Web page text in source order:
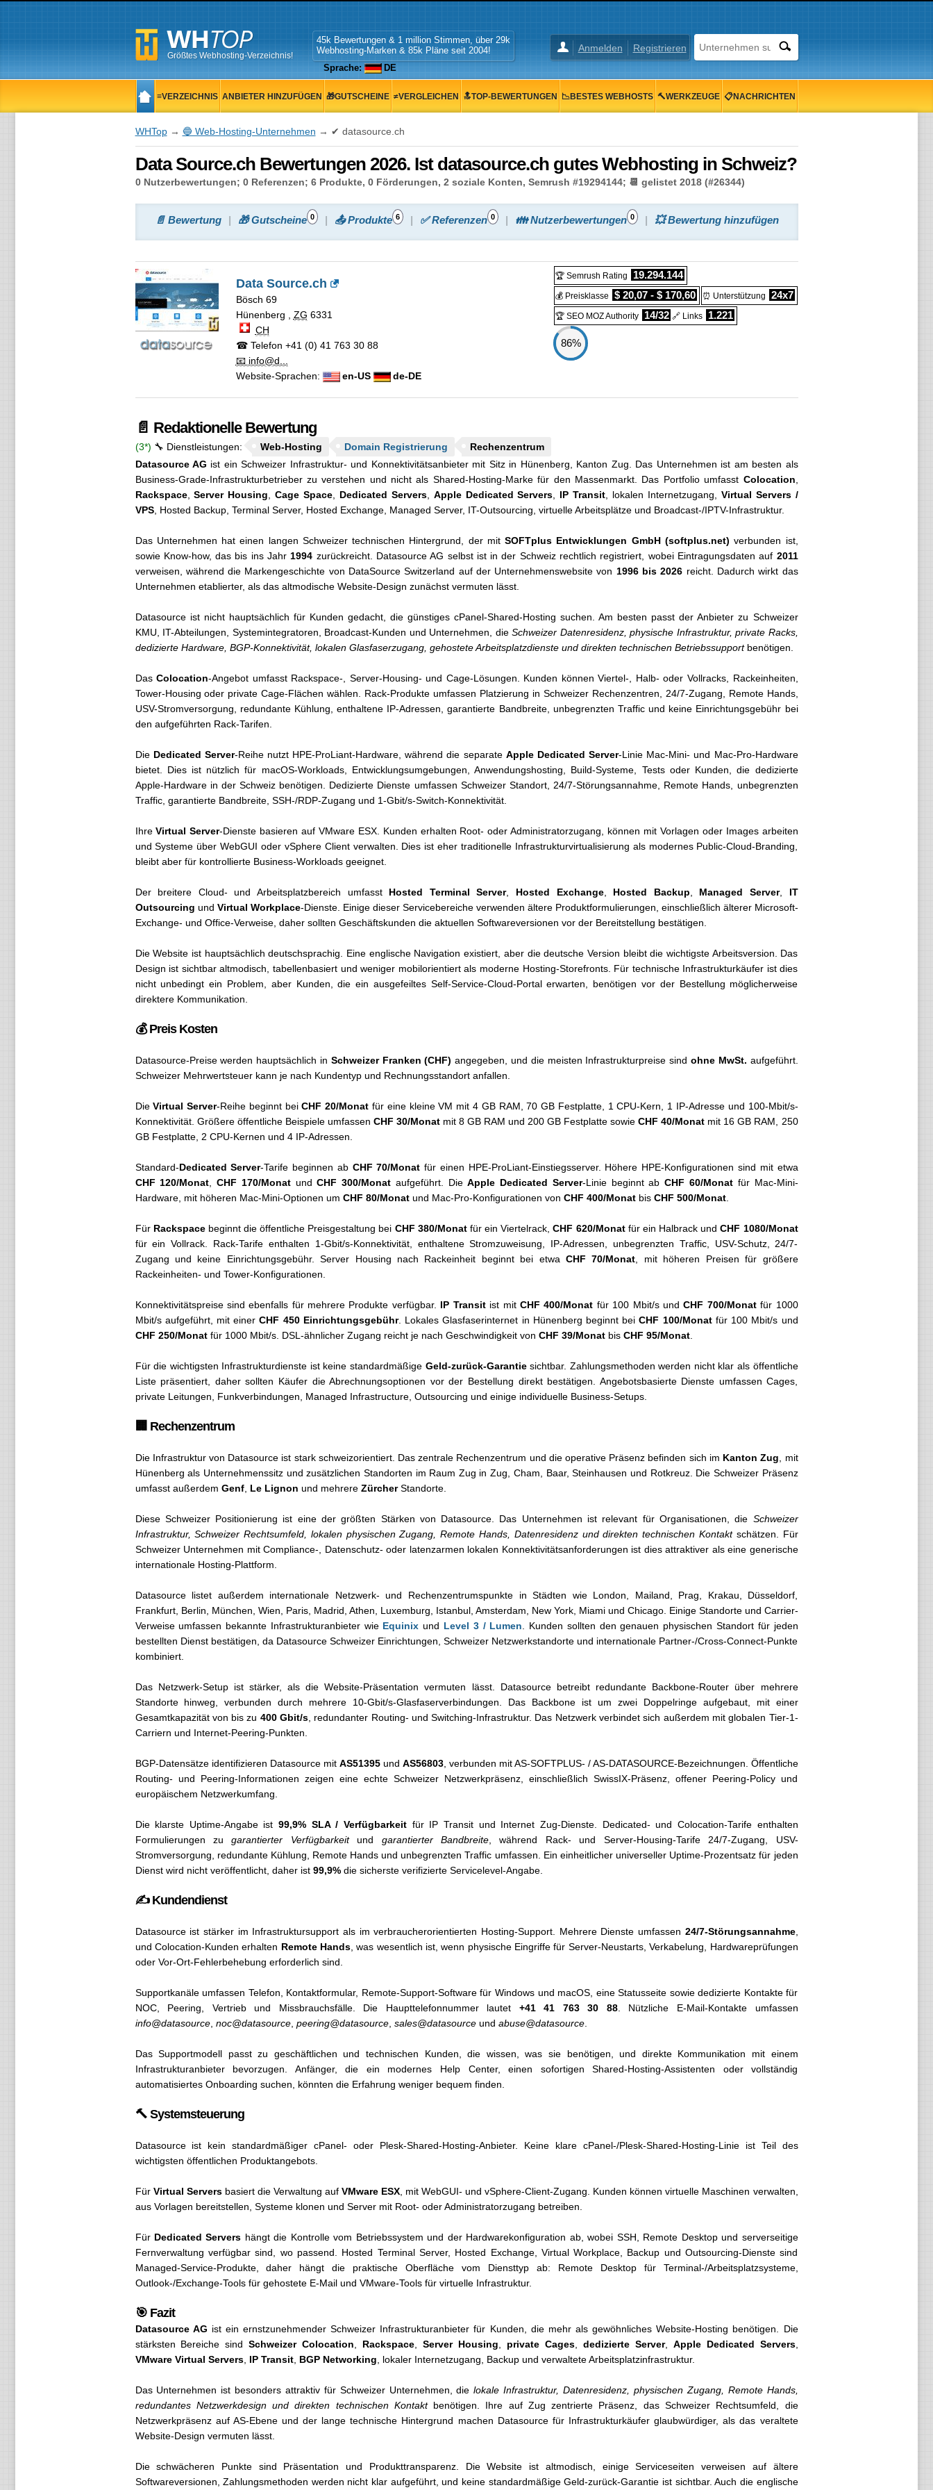
Größtes Webhosting-Verzeichnis!
Anmelden Registrieren
45k Bewertungen & 1 million Stimmen, über 29k
Webhosting-Marken & 85k Pläne seit 2004!
Sprache:
DE
≡VERZEICHNIS ANBIETER HINZUFÜGEN 🎁GUTSCHEINE ≠VERGLEICHEN 🔝TOP-BEWERTUNGEN 📉BESTES WEBHOSTS 🔨WERKZEUGE 📋NACHRICHTEN
WHTop→ 🔵 Web-Hosting-Unternehmen → ✔ datasource.ch
Data Source.ch Bewertungen 2026. Ist datasource.ch gutes Webhosting in Schweiz?
0 Nutzerbewertungen; 0 Referenzen; 6 Produkte, 0 Förderungen, 2 soziale Konten, Semrush #19294144; 📆 gelistet 2018 (#26344)
📄 Bewertung 🎁 Gutscheine 0 📤 Produkte 6 ✅ Referenzen 0 👪 Nutzerbewertungen 0 💥 Bewertung hinzufügen
Data Source.ch
Bösch 69
Hünenberg
ZG 6331
CH
☎ Telefon +41 (0) 41 763 30 88
📧 info@d...
Website-Sprachen:
en-US de-DE
🏆 Semrush Rating 19.294.144
💰 Preisklasse $ 20,07 - $ 170,60 ⏰ Unterstützung 24x7
🏆 SEO MOZ Authority 14/32 🔗 Links 1.221
86%
📄 Redaktionelle Bewertung
(3*) 🔧 Dienstleistungen: Web-Hosting Domain Registrierung
Rechenzentrum
Datasource AG ist ein Schweizer Infrastruktur- und Konnektivitätsanbieter mit Sitz in Hünenberg, Kanton Zug. Das Unternehmen ist am besten als
Business-Grade-Infrastrukturbetrieber zu verstehen und nicht als Shared-Hosting-Marke für den Massenmarkt. Das Portfolio umfasst Colocation
Rackspace,Server Housing ,Cage Space Dedicated Servers, Apple Dedicated Servers IP Transit , lokalen Internetzugang, Virtual Servers /
VPS, Hosted Backup, Terminal Server, Hosted Exchange, Managed Server, IT-Outsourcing, virtuelle Arbeitsplätze und Broadcast-/IPTV-Infrastruktur.
Das Unternehmen hat einen langen Schweizer technischen Hintergrund, der mitSOFTplus Entwicklungen GmbH (softplus.net) verbunden ist,
sowie Know-how, das bis ins Jahr 1994 zurückreicht. Datasource AG selbst ist in der Schweiz rechtlich registriert, wobei Eintragungsdaten auf 2011
verweisen, während die Markengeschichte von DataSource Switzerland auf der Unternehmenswebsite von 1996 bis 2026 reicht. Dadurch wirkt das
Unternehmen etablierter, als das altmodische Website-Design zunächst vermuten lässt.
Datasource ist nicht hauptsächlich für Kunden gedacht, die günstiges cPanel-Shared-Hosting suchen. Am besten passt der Anbieter zu Schweizer
KMU, IT-Abteilungen, Systemintegratoren, Broadcast-Kunden und Unternehmen, die Schweizer Datenresidenz, physische Infrastruktur, private Racks,
dedizierte Hardware, BGP-Konnektivität, lokalen Glasfaserzugang, gehostete Arbeitsplatzdienste und direkten technischen Betriebssupportbenötigen.
DasColocation-Angebot umfasst Rackspace-, Server-Housing- und Cage-Lösungen. Kunden können Viertel-, Halb- oder Vollracks, Rackeinheiten,
Tower-Housing oder private Cage-Flächen wählen. Rack-Produkte umfassen Platzierung in Schweizer Rechenzentren, 24/7-Zugang, Remote Hands,
USV-Stromversorgung, redundante Kühlung, enthaltene IP-Adressen, garantierte Bandbreite, unbegrenzten Traffic und keine Einrichtungsgebühr bei
den aufgeführten Rack-Tarifen.
Die Dedicated Server-Reihe nutzt HPE-ProLiant-Hardware, während die separate Apple Dedicated Server-Linie Mac-Mini- und Mac-Pro-Hardware
bietet. Dies ist nützlich für macOS-Workloads, Entwicklungsumgebungen, Anwendungshosting, Build-Systeme, Tests oder Kunden, die dedizierte
Apple-Hardware in der Schweiz benötigen. Dedizierte Dienste umfassen Schweizer Standort, 24/7-Störungsannahme, Remote Hands, unbegrenzten
Traffic, garantierte Bandbreite, SSH-/RDP-Zugang und 1-Gbit/s-Switch-Konnektivität.
IhreVirtual Server-Dienste basieren auf VMware ESX. Kunden erhalten Root- oder Administratorzugang, können mit Vorlagen oder Images arbeiten
und Systeme über WebGUI oder vSphere Client verwalten. Dies ist eher traditionelle Infrastrukturvirtualisierung als modernes Public-Cloud-Branding,
bleibt aber für kontrollierte Business-Workloads geeignet.
Der breitere Cloud- und Arbeitsplatzbereich umfasst Hosted Terminal Server, Hosted Exchange, Hosted Backup Managed Server, IT
Outsourcing und Virtual Workplace-Dienste. Einige dieser Servicebereiche verwenden ältere Produktformulierungen, einschließlich älterer Microsoft-
Exchange- und Office-Verweise, daher sollten Geschäftskunden die aktuellen Softwareversionen vor der Bereitstellung bestätigen.
Die Website ist hauptsächlich deutschsprachig. Eine englische Navigation existiert, aber die deutsche Version bleibt die wichtigste Arbeitsversion. Das
Design ist sichtbar altmodisch, tabellenbasiert und weniger mobilorientiert als moderne Hosting-Storefronts. Für technische Infrastrukturkäufer ist dies
nicht unbedingt ein Problem, aber Kunden, die ein ausgefeiltes Self-Service-Cloud-Portal erwarten, benötigen vor der Bestellung möglicherweise
direktere Kommunikation.
💰 Preis Kosten
Datasource-Preise werden hauptsächlich in Schweizer Franken (CHF) angegeben, und die meisten Infrastrukturpreise sind ohne MwSt. aufgeführt.
Schweizer Mehrwertsteuer kann je nach Kundentyp und Rechnungsstandort anfallen.
DieVirtual Server-Reihe beginnt beiCHF 20/Monat für eine kleine VM mit 4 GB RAM, 70 GB Festplatte, 1 CPU-Kern, 1 IP-Adresse und 100-Mbit/s-
Konnektivität. Größere öffentliche Beispiele umfassen CHF 30/Monatmit 8 GB RAM und 200 GB Festplatte sowieCHF 40/Monat mit 16 GB RAM, 250
GB Festplatte, 2 CPU-Kernen und 4 IP-Adressen.
Standard-Dedicated Server-Tarife beginnen ab CHF 70/Monat für einen HPE-ProLiant-Einstiegsserver. Höhere HPE-Konfigurationen sind mit etwa
CHF 120/Monat ,CHF 170/MonatundCHF 300/Monat aufgeführt. DieApple Dedicated Server-Linie beginnt abCHF 60/Monatfür Mac-Mini-
Hardware, mit höheren Mac-Mini-Optionen um CHF 80/Monatund Mac-Pro-Konfigurationen von CHF 400/Monatbis CHF 500/Monat.
Für Rackspacebeginnt die öffentliche Preisgestaltung bei CHF 380/Monatfür ein Viertelrack,CHF 620/Monatfür ein Halbrack undCHF 1080/Monat
für ein Vollrack. Rack-Tarife enthalten 1-Gbit/s-Konnektivität, enthaltene Stromzuweisung, IP-Adressen, unbegrenzten Traffic, USV-Schutz, 24/7-
Zugang und keine Einrichtungsgebühr. Server Housing nach Rackeinheit beginnt bei etwaCHF 70/Monat , mit höheren Preisen für größere
Rackeinheiten- und Tower-Konfigurationen.
Konnektivitätspreise sind ebenfalls für mehrere Produkte verfügbar. IP Transitist mit CHF 400/Monat für 100 Mbit/s undCHF 700/Monatfür 1000
Mbit/s aufgeführt, mit einerCHF 450 Einrichtungsgebühr. Lokales Glasfaserinternet in Hünenberg beginnt beiCHF 100/Monatfür 100 Mbit/s und
CHF 250/Monatfür 1000 Mbit/s. DSL-ähnlicher Zugang reicht je nach Geschwindigkeit von CHF 39/Monatbis CHF 95/Monat.
Für die wichtigsten Infrastrukturdienste ist keine standardmäßige Geld-zurück-Garantiesichtbar. Zahlungsmethoden werden nicht klar als öffentliche
Liste präsentiert, daher sollten Käufer die Abrechnungsoptionen vor der Bestellung direkt bestätigen. Angebotsbasierte Dienste umfassen Cages,
private Leitungen, Funkverbindungen, Managed Infrastructure, Outsourcing und einige individuelle Business-Setups.
🏢 Rechenzentrum
Die Infrastruktur von Datasource ist stark schweizorientiert. Das zentrale Rechenzentrum und die operative Präsenz befinden sich im Kanton Zug , mit
Hünenberg als Unternehmenssitz und zusätzlichen Standorten im Raum Zug in Zug, Cham, Baar, Steinhausen und Rotkreuz. Die Schweizer Präsenz
umfasst außerdem Genf, Le Lignon und mehrere ZürcherStandorte.
Diese Schweizer Positionierung ist eine der größten Stärken von Datasource. Das Unternehmen ist relevant für Organisationen, die Schweizer
Infrastruktur, Schweizer Rechtsumfeld, lokalen physischen Zugang, Remote Hands, Datenresidenz und direkten technischen Kontaktschätzen. Für
Schweizer Unternehmen mit Compliance-, Datenschutz- oder latenzarmen lokalen Konnektivitätsanforderungen ist dies attraktiver als eine generische
internationale Hosting-Plattform.
Datasource listet außerdem internationale Netzwerk- und Rechenzentrumspunkte in Städten wie London, Mailand, Prag, Krakau, Düsseldorf,
Frankfurt, Berlin, München, Wien, Paris, Madrid, Athen, Luxemburg, Istanbul, Amsterdam, New York, Miami und Chicago. Einige Standorte und Carrier-
Verweise umfassen bekannte Infrastrukturanbieter wie Equinix und Level 3 / Lumen . Kunden sollten den genauen physischen Standort für jeden
bestellten Dienst bestätigen, da Datasource Schweizer Einrichtungen, Schweizer Netzwerkstandorte und internationale Partner-/Cross-Connect-Punkte
kombiniert.
Das Netzwerk-Setup ist stärker, als die Website-Präsentation vermuten lässt. Datasource betreibt redundante Backbone-Router über mehrere
Standorte hinweg, verbunden durch mehrere 10-Gbit/s-Glasfaserverbindungen. Das Backbone ist um zwei Doppelringe aufgebaut, mit einer
Gesamtkapazität von bis zu 400 Gbit/s, redundanter Routing- und Switching-Infrastruktur. Das Netzwerk verbindet sich außerdem mit globalen Tier-1-
Carriern und Internet-Peering-Punkten.
BGP-Datensätze identifizieren Datasource mit AS51395und AS56803, verbunden mit AS-SOFTPLUS- / AS-DATASOURCE-Bezeichnungen. Öffentliche
Routing- und Peering-Informationen zeigen eine echte Schweizer Netzwerkpräsenz, einschließlich SwissIX-Präsenz, offener Peering-Policy und
europäischem Netzwerkumfang.
Die klarste Uptime-Angabe ist99,9% SLA / Verfügbarkeit für IP Transit und Internet Zug-Dienste. Dedicated- und Colocation-Tarife enthalten
Formulierungen zugarantierter Verfügbarkeitund garantierter Bandbreite , während Rack- und Server-Housing-Tarife 24/7-Zugang, USV-
Stromversorgung, redundante Kühlung, Remote Hands und unbegrenzten Traffic umfassen. Ein einheitlicher universeller Uptime-Prozentsatz für jeden
Dienst wird nicht veröffentlicht, daher ist 99,9%die sicherste verifizierte Servicelevel-Angabe.
✍️ Kundendienst
Datasource ist stärker im Infrastruktursupport als im verbraucherorientierten Hosting-Support. Mehrere Dienste umfassen 24/7-Störungsannahme,
und Colocation-Kunden erhalten Remote Hands, was wesentlich ist, wenn physische Eingriffe für Server-Neustarts, Verkabelung, Hardwareprüfungen
oder Vor-Ort-Fehlerbehebung erforderlich sind.
Supportkanäle umfassen Telefon, Kontaktformular, Remote-Support-Software für Windows und macOS, eine Statusseite sowie dedizierte Kontakte für
NOC, Peering, Vertrieb und Missbrauchsfälle. Die Haupttelefonnummer lautet +41 41 763 30 88. Nützliche E-Mail-Kontakte umfassen
info@datasource, noc@datasource, peering@datasource, sales@datasourceund abuse@datasource.
Das Supportmodell passt zu geschäftlichen und technischen Kunden, die wissen, was sie benötigen, und direkte Kommunikation mit einem
Infrastrukturanbieter bevorzugen. Anfänger, die ein modernes Help Center, einen sofortigen Shared-Hosting-Assistenten oder vollständig
automatisiertes Onboarding suchen, könnten die Erfahrung weniger bequem finden.
🔨 Systemsteuerung
Datasource ist kein standardmäßiger cPanel- oder Plesk-Shared-Hosting-Anbieter. Keine klare cPanel-/Plesk-Shared-Hosting-Linie ist Teil des
wichtigsten öffentlichen Produktangebots.
Für Virtual Serversbasiert die Verwaltung auf VMware ESX, mit WebGUI- und vSphere-Client-Zugang. Kunden können virtuelle Maschinen verwalten,
aus Vorlagen bereitstellen, Systeme klonen und Server mit Root- oder Administratorzugang betreiben.
Für Dedicated Servers hängt die Kontrolle vom Betriebssystem und der Hardwarekonfiguration ab, wobei SSH, Remote Desktop und serverseitige
Fernverwaltung verfügbar sind, wo passend. Hosted Terminal Server, Hosted Exchange, Virtual Workplace, Backup und Outsourcing-Dienste sind
Managed-Service-Produkte, daher hängt die praktische Oberfläche vom Diensttyp ab: Remote Desktop für Terminal-/Arbeitsplatzsysteme,
Outlook-/Exchange-Tools für gehostete E-Mail und VMware-Tools für virtuelle Infrastruktur.
🎯 Fazit
Datasource AG ist ein ernstzunehmender Schweizer Infrastrukturanbieter für Kunden, die mehr als gewöhnliches Website-Hosting benötigen. Die
stärksten Bereiche sindSchweizer Colocation Rackspace ,Server Housing private Cages, dedizierte Server, Apple Dedicated Servers,
VMware Virtual Servers, IP Transit, BGP Networking , lokaler Internetzugang, Backup und verwaltete Arbeitsplatzinfrastruktur.
Das Unternehmen ist besonders attraktiv für Schweizer Unternehmen, dielokale Infrastruktur, Datenresidenz, physischen Zugang, Remote Hands,
redundantes Netzwerkdesign und direkten technischen Kontaktbenötigen. Ihre auf Zug zentrierte Präsenz, das Schweizer Rechtsumfeld, die
Netzwerkpräsenz auf AS-Ebene und der lange technische Hintergrund machen Datasource für Infrastrukturkäufer glaubwürdiger, als das veraltete
Website-Design vermuten lässt.
Die schwächeren Punkte sind Präsentation und Produkttransparenz. Die Website ist altmodisch, einige Serviceseiten verweisen auf ältere
Softwareversionen, Zahlungsmethoden werden nicht klar aufgeführt, und keine standardmäßige Geld-zurück-Garantie ist sichtbar. Auch die englische